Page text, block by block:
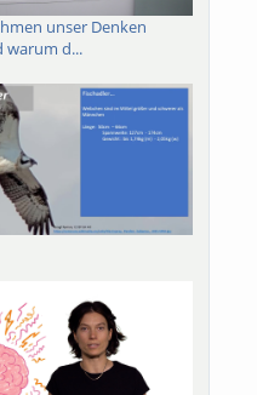
unser Denken
warum d...